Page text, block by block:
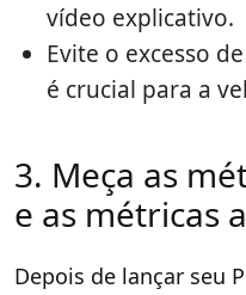
vídeo explicativo.
Evite o excesso
é crucial para a
3. Meça as
e as métricas
Depois de lançar seu